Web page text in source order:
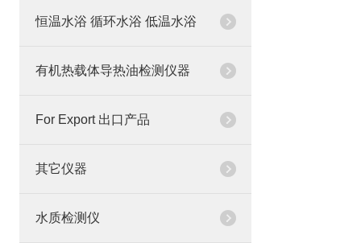
恒温水浴 循环水浴 低温水浴
有机热载体导热油检测仪器
For Export 出口产品
其它仪器
水质检测仪